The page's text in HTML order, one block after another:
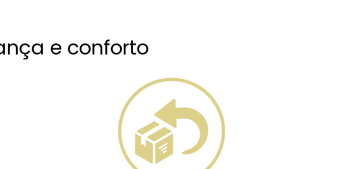
e conforto